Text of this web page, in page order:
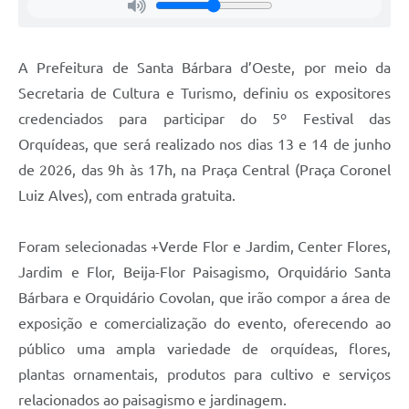
Contato
Plano Municipal de Segurança Pública
Plano de Contratações Anuais
A Prefeitura de Santa Bárbara d’Oeste, por meio da
Secretaria de Cultura e Turismo, definiu os expositores
credenciados para participar do 5º Festival das
Orquídeas, que será realizado nos dias 13 e 14 de junho
de 2026, das 9h às 17h, na Praça Central (Praça Coronel
Luiz Alves), com entrada gratuita.
Foram selecionadas +Verde Flor e Jardim, Center Flores,
Jardim e Flor, Beija-Flor Paisagismo, Orquidário Santa
Bárbara e Orquidário Covolan, que irão compor a área de
exposição e comercialização do evento, oferecendo ao
público uma ampla variedade de orquídeas, flores,
plantas ornamentais, produtos para cultivo e serviços
relacionados ao paisagismo e jardinagem.